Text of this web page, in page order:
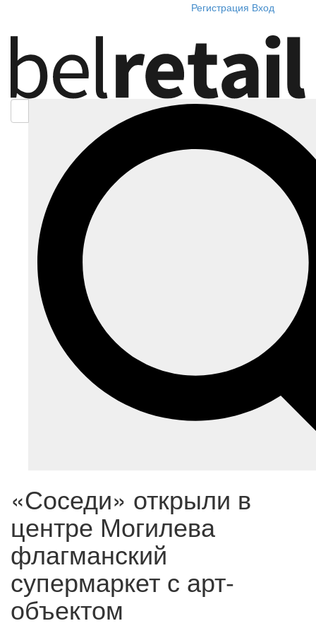
Регистрация Вход
«Соседи» открыли в
центре Могилева
флагманский
супермаркет с арт-
объектом